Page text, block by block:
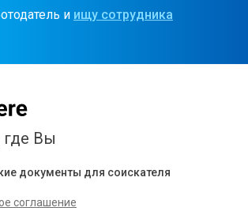
и ищу сотрудника
где Вы
документы для соискателя
соглашение